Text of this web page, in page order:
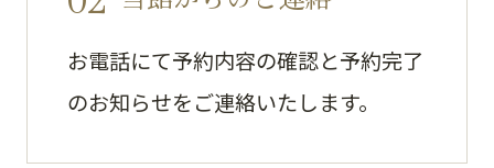
お電話にて予約内容の確認と予約完了
のお知らせをご連絡いたします。